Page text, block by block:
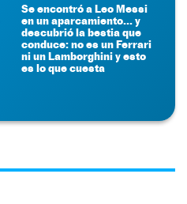
Se encontró a Leo Messi
en un aparcamiento... y
descubrió la bestia que
conduce: no es un Ferrari
ni un Lamborghini y esto
es lo que cuesta